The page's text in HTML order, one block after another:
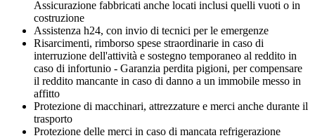
Assicurazione fabbricati anche locati inclusi quelli vuoti o in
costruzione
Assistenza h24, con invio di tecnici per le emergenze
Risarcimenti, rimborso spese straordinarie in caso di
interruzione dell'attività e sostegno temporaneo al reddito in
caso di infortunio - Garanzia perdita pigioni, per compensare
il reddito mancante in caso di danno a un immobile messo in
affitto
Protezione di macchinari, attrezzature e merci anche durante il
trasporto
Protezione delle merci in caso di mancata refrigerazione